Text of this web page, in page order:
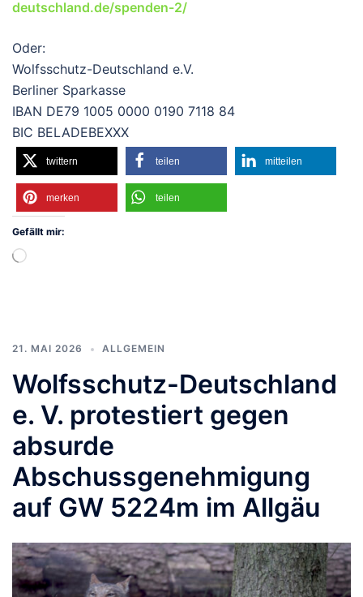
deutschland.de/spenden-2/
Oder:
Wolfsschutz-Deutschland e.V.
Berliner Sparkasse
IBAN DE79 1005 0000 0190 7118 84
BIC BELADEBEXXX
twittern teilen mitteilen
merken teilen
Gefällt mir:
Wird
21. MAI 2026 ALLGEMEIN
Wolfsschutz-Deutschland
e. V. protestiert gegen
absurde
Abschussgenehmigung
auf GW 5224m im Allgäu